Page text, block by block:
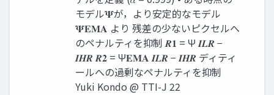
モデル𝚿が，より安定的なモデル
𝚿𝐄𝐌𝐀 より 残差の少ないピクセルへ
のペナルティを抑制 𝑹𝟏 = Ψ 𝑰𝑳𝑹 −
𝑰𝑯𝑹 𝑹𝟐 = Ψ𝐄𝐌𝐀 𝑰𝑳𝑹 − 𝑰𝑯𝑹 ディティ
ールへの過剰なペナルティを抑制
Yuki Kondo @ TTI-J 22